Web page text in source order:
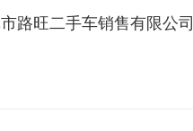
路旺二手车销售有限公